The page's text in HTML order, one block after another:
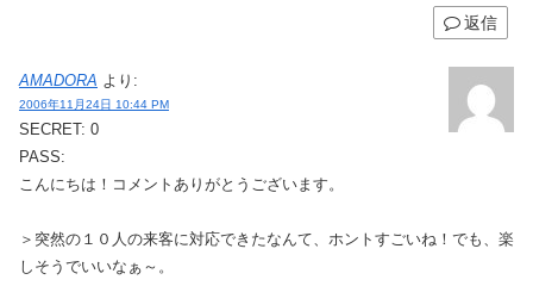
返信
AMADORA より:
2006年11月24日 10:44 PM
SECRET: 0
PASS:
こんにちは！コメントありがとうございます。
＞突然の１０人の来客に対応できたなんて、ホントすごいね！でも、楽
しそうでいいなぁ～。